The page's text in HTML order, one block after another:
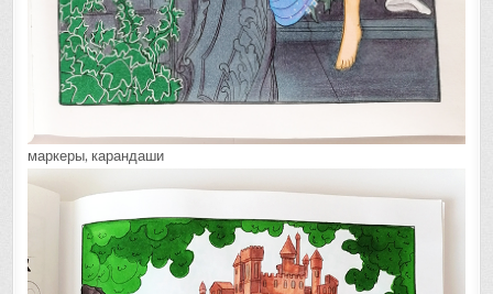
маркеры, карандаши